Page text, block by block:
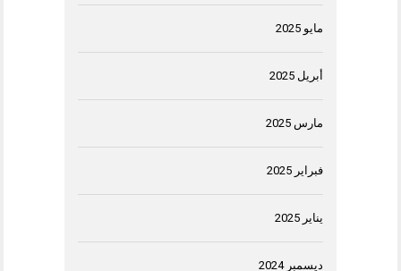
مايو 2025
أبريل 2025
مارس 2025
فبراير 2025
يناير 2025
ديسمبر 2024